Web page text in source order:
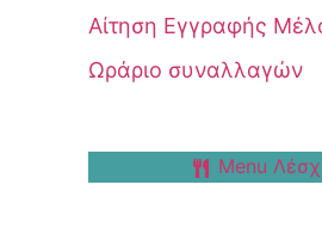
Αίτηση Εγγραφής
Ωράριο συναλλαγών
Menu